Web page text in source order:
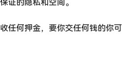
证的隐私和空间。
任何押金，要你交任何钱的你可